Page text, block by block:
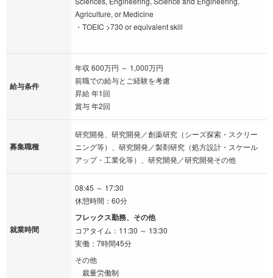
Agriculture, or Medicine
・TOEIC >730 or equivalent skill
給与条件
年収 600万円 ～ 1,000万円
前職での給与とご経験を考慮
昇給 年1回
賞与 年2回
募集職種
研究開発、研究開発／創薬研究（シーズ探索・スクリー
ニング等）、研究開発／製剤研究（処方設計・スケール
アップ・工業化等）、研究開発／研究開発その他
就業時間
08:45 ～ 17:30
休憩時間：60分
フレックス勤務、その他
コアタイム：11:30 ～ 13:30
実働：7時間45分
その他
裁量労働制